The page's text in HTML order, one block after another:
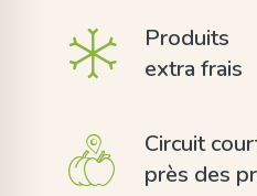
Produits
extra frais
Circuit
près des